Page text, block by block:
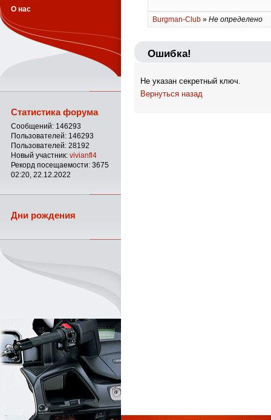
Burgman-Club » Не определено
Ошибка!
Не указан секретный ключ.
Вернуться назад
О нас
Статистика форума
Сообщений: 146293
Пользователей: 146293
Пользователей: 28192
Новый участник: vivianfl4
Рекорд посещаемости: 3675
02:20, 22.12.2022
Дни рождения